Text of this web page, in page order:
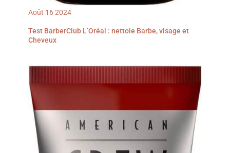
Août 162024
Test BarberClub L’Oréal : nettoie Barbe, visage et
Cheveux